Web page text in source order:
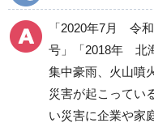
ドリール
避難誘導品
非常持出袋
ヘルメット
避難用セット品
「2020年7月 令
号」「2018年 北
集中豪雨、火山噴
災害が起こってい
い災害に企業や家